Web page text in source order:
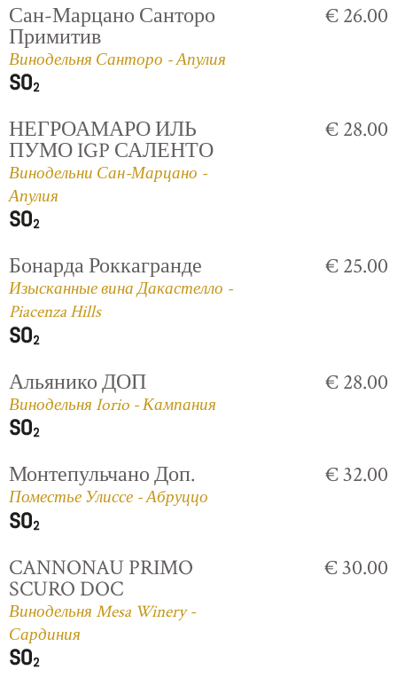
Сан-Марцано Санторо
Примитив
Винодельня Санторо - Апулия
€ 26.00
НЕГРОАМАРО ИЛЬ
ПУМО IGP САЛЕНТО
Винодельни Сан-Марцано -
Апулия
€ 28.00
Бонарда Роккагранде
Изысканные вина Дакастелло -
Piacenza Hills
€ 25.00
Альянико ДОП
Винодельня Iorio - Кампания
€ 28.00
Монтепульчано Доп.
Поместье Улиссе - Абруццо
€ 32.00
CANNONAU PRIMO
SCURO DOC
Винодельня Mesa Winery -
Сардиния
€ 30.00